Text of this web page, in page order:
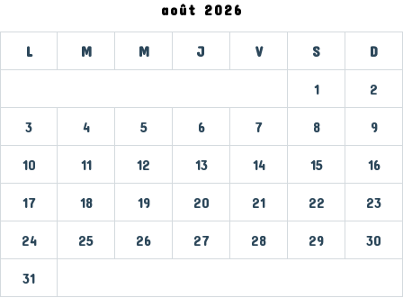
août 2026
L M M J V S D
1 2
3 4 5 6 7 8 9
10 11 12 13 14 15 16
17 18 19 20 21 22 23
24 25 26 27 28 29 30
31